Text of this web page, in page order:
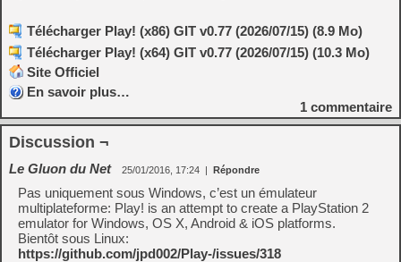
Télécharger Play! (x86) GIT v0.77 (2026/07/15) (8.9 Mo)
Télécharger Play! (x64) GIT v0.77 (2026/07/15) (10.3 Mo)
Site Officiel
En savoir plus…
1 commentaire
Discussion ¬
Le Gluon du Net 25/01/2016, 17:24 | Répondre
Pas uniquement sous Windows, c’est un émulateur
multiplateforme: Play! is an attempt to create a PlayStation 2
emulator for Windows, OS X, Android & iOS platforms.
Bientôt sous Linux:
https://github.com/jpd002/Play-/issues/318